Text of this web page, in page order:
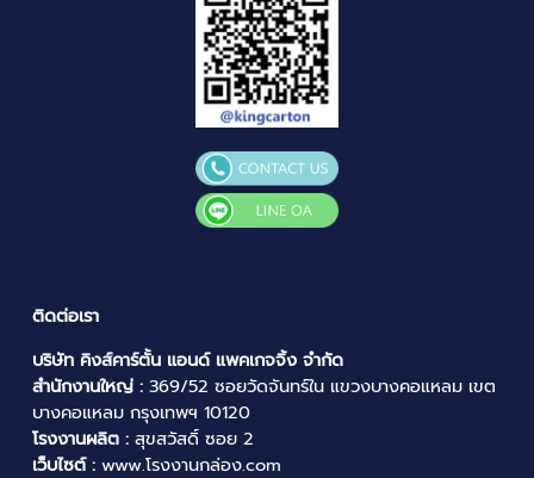
ติดต่อเรา
บริษัท คิงส์คาร์ตั้น แอนด์ แพคเกจจิ้ง จำกัด
สำนักงานใหญ่ :369/52 ซอยวัดจันทร์ใน แขวงบางคอแหลม เขต
บางคอแหลม กรุงเทพฯ 10120
โรงงานผลิต :สุขสวัสดิ์ ซอย 2
เว็บไซต์ :www.โรงงานกล่อง.com